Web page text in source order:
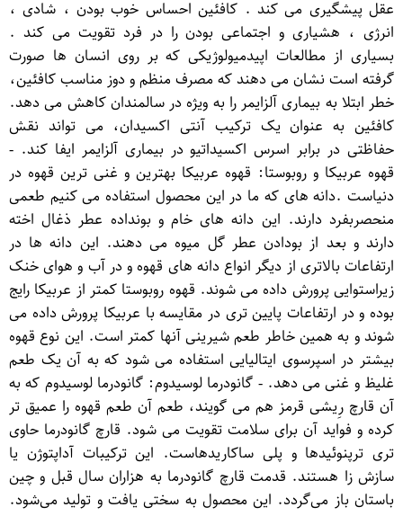
عقل پیشگیری می کند . کافئین احساس خوب بودن ، شادی ،
انرژی ، هشیاری و اجتماعی بودن را در فرد تقویت می کند .
بسیاری از مطالعات اپیدمیولوژیکی که بر روی انسان ها صورت
گرفته است نشان می دهند که مصرف منظم و دوز مناسب کافئین،
خطر ابتلا به بیماری آلزایمر را به ویژه در سالمندان کاهش می دهد.
کافئین به عنوان یک ترکیب آنتی اکسیدان، می تواند نقش
حفاظتی در برابر اسرس اکسیداتیو در بیماری آلزایمر ایفا کند. -
قهوه عربیکا و روبوستا: قهوه عربیکا بهترین و غنی ترین قهوه در
دنیاست .دانه های که ما در این محصول استفاده می کنیم طعمی
منحصربفرد دارند. این دانه های خام و بونداده عطر ذغال اخته
دارند و بعد از بودادن عطر گل میوه می دهند. این دانه ها در
ارتفاعات بالاتری از دیگر انواع دانه های قهوه و در آب و هوای خنک
زیراستوایی پرورش داده می شوند. قهوه روبوستا کمتر از عربیکا رایج
بوده و در ارتفاعات پایین تری در مقایسه با عربیکا پرورش داده می
شوند و به همین خاطر طعم شیرینی آنها کمتر است. این نوع قهوه
بیشتر در اسپرسوی ایتالیایی استفاده می شود که به آن یک طعم
غلیظ و غنی می دهد. - گانودرما لوسیدوم: گانودرما لوسیدوم که به
آن قارچ رِیشی قرمز هم می گویند، طعم آن طعم قهوه را عمیق تر
کرده و فواید آن برای سلامت تقویت می شود. قارچ گانودرما حاوی
تری ترپنوئیدها و پلی ساکاریدهاست. این ترکیبات آداپتوژن یا
سازش زا هستند. قدمت قارچ گانودرما به هزاران سال قبل و چین
باستان باز می‌گردد. این محصول به سختی یافت و تولید می‌شود.